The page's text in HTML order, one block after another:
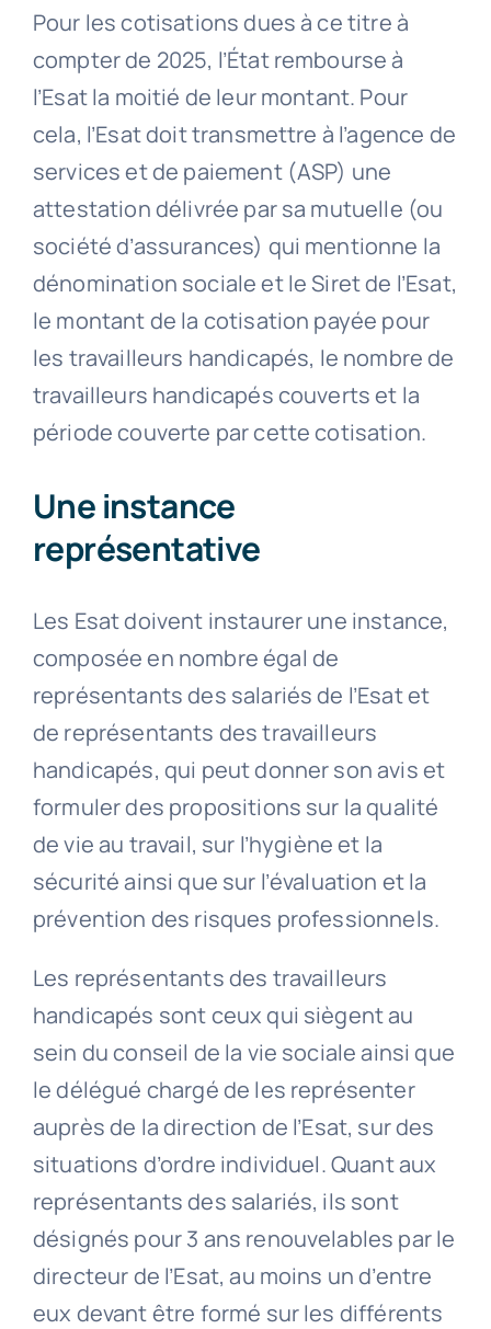
Pour les cotisations dues à ce titre à
compter de 2025, l’État rembourse à
l’Esat la moitié de leur montant. Pour
cela, l’Esat doit transmettre à l’agence de
services et de paiement (ASP) une
attestation délivrée par sa mutuelle (ou
société d’assurances) qui mentionne la
dénomination sociale et le Siret de l’Esat,
le montant de la cotisation payée pour
les travailleurs handicapés, le nombre de
travailleurs handicapés couverts et la
période couverte par cette cotisation.
Une instance
représentative
Les Esat doivent instaurer une instance,
composée en nombre égal de
représentants des salariés de l’Esat et
de représentants des travailleurs
handicapés, qui peut donner son avis et
formuler des propositions sur la qualité
de vie au travail, sur l’hygiène et la
sécurité ainsi que sur l’évaluation et la
prévention des risques professionnels.
Les représentants des travailleurs
handicapés sont ceux qui siègent au
sein du conseil de la vie sociale ainsi que
le délégué chargé de les représenter
auprès de la direction de l’Esat, sur des
situations d’ordre individuel. Quant aux
représentants des salariés, ils sont
désignés pour 3 ans renouvelables par le
directeur de l’Esat, au moins un d’entre
eux devant être formé sur les différents